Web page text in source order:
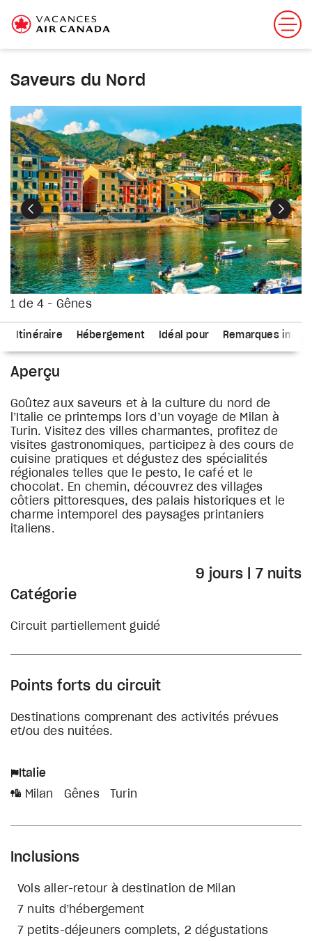
Saveurs du Nord
1 de 4 - Gênes
Précédent
Itinéraire Hébergement Idéal pour Remarques
Aperçu
Goûtez aux saveurs et à la culture du nord de
l’Italie ce printemps lors d’un voyage de Milan à
Turin. Visitez des villes charmantes, profitez de
visites gastronomiques, participez à des cours de
cuisine pratiques et dégustez des spécialités
régionales telles que le pesto, le café et le
chocolat. En chemin, découvrez des villages
côtiers pittoresques, des palais historiques et le
charme intemporel des paysages printaniers
italiens.
9 jours | 7 nuits
Catégorie
Circuit partiellement guidé
Points forts du circuit
Destinations comprenant des activités prévues
et/ou des nuitées.
Italie
Milan
Gênes Turin
Inclusions
Vols aller-retour à destination de Milan
7 nuits d’hébergement
7 petits-déjeuners complets, 2 dégustations